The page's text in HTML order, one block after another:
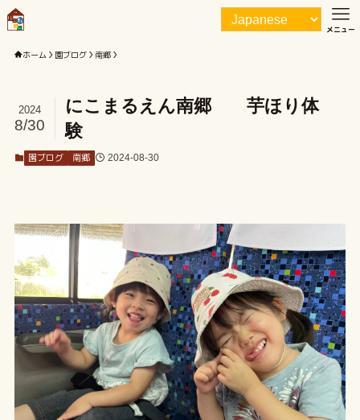
メニュー
ホーム 園ブログ 南郷
にこまるえん南郷 芋ほり体
験
2024
8/30
園ブログ 南郷 2024-08-30